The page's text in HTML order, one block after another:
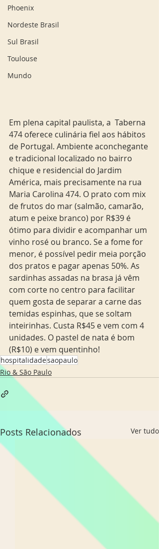
Phoenix
Nordeste Brasil
Sul Brasil
Toulouse
Mundo
Em plena capital paulista, a  Taberna
474 oferece culinária fiel aos hábitos
de Portugal. Ambiente aconchegante
e tradicional localizado no bairro
chique e residencial do Jardim
América, mais precisamente na rua
Maria Carolina 474. O prato com mix
de frutos do mar (salmão, camarão,
atum e peixe branco) por R$39 é
ótimo para dividir e acompanhar um
vinho rosé ou branco. Se a fome for
menor, é possível pedir meia porção
dos pratos e pagar apenas 50%. As
sardinhas assadas na brasa já vêm
com corte no centro para facilitar
quem gosta de separar a carne das
temidas espinhas, que se soltam
inteirinhas. Custa R$45 e vem com 4
unidades. O pastel de nata é bom
(R$10) e vem quentinho!
hospitalidadesaopaulo
Rio & São Paulo
Posts Relacionados Ver tudo